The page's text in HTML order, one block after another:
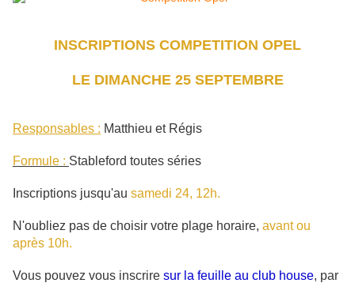
INSCRIPTIONS COMPETITION OPEL
LE DIMANCHE 25 SEPTEMBRE
Responsables : Matthieu et Régis
Formule : Stableford toutes séries
Inscriptions jusqu'au samedi 24, 12h.
N'oubliez pas de choisir votre plage horaire, avant ou
après 10h.
Vous pouvez vous inscrire sur la feuille au club house, par